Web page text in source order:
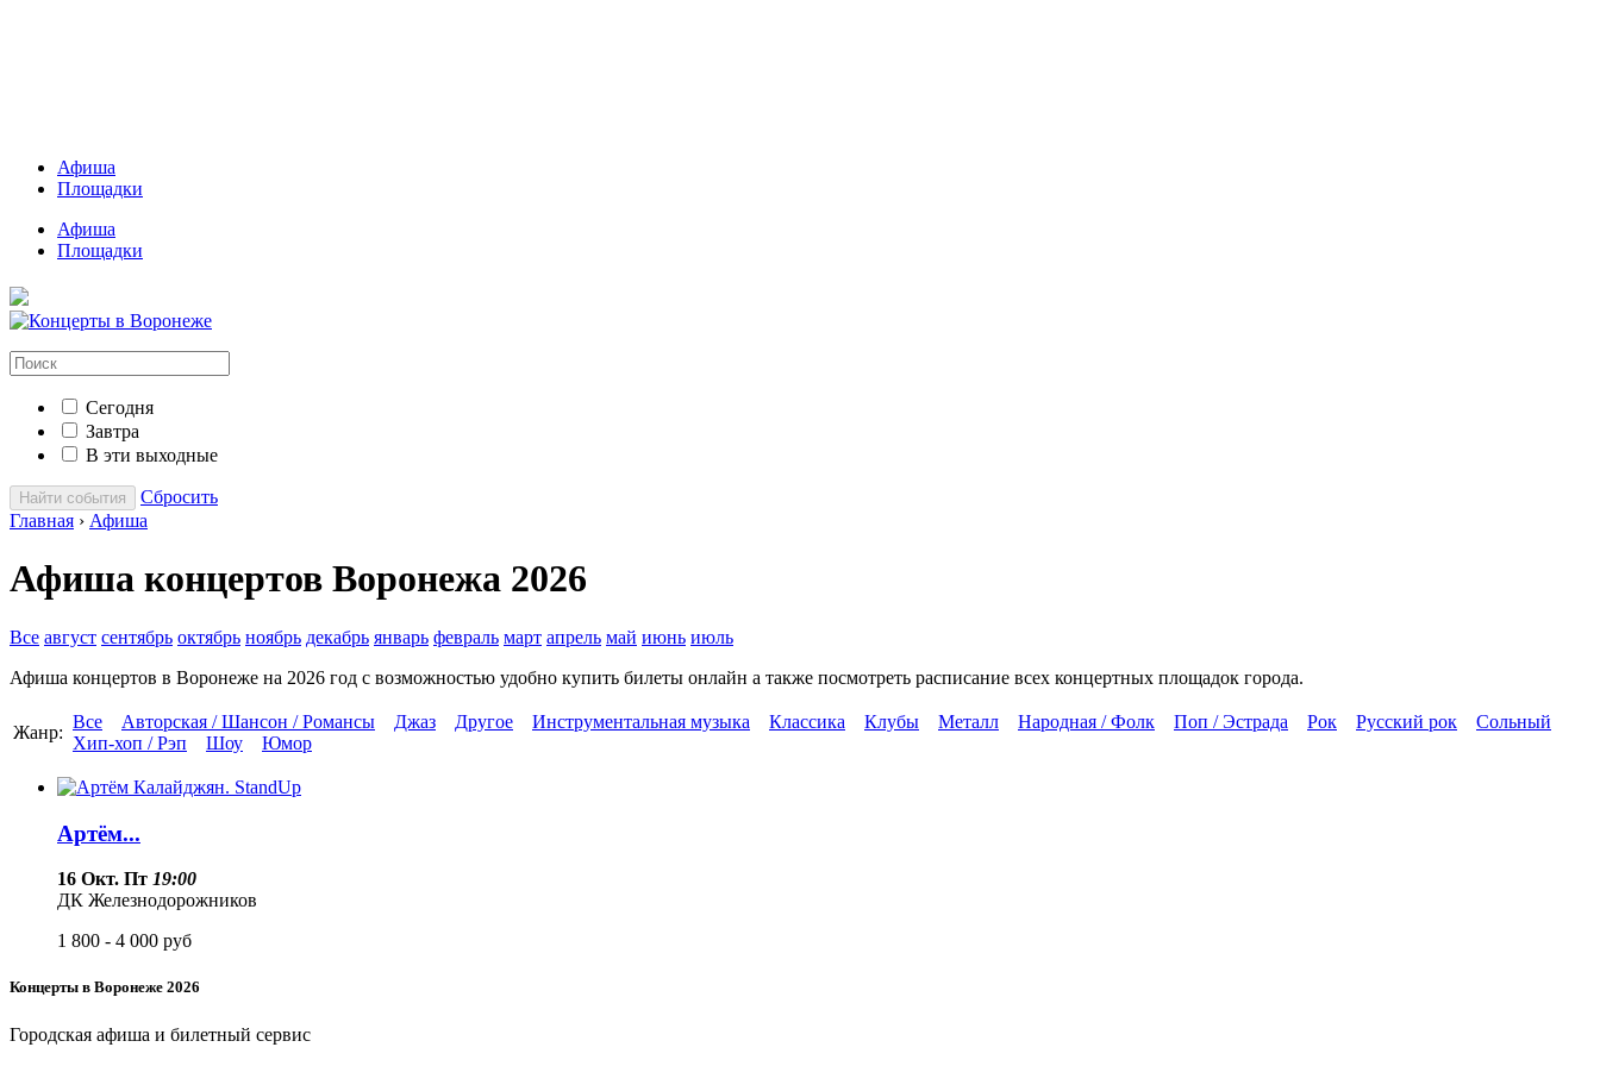
Афиша
Площадки
Афиша
Площадки
Сегодня
Завтра
В эти выходные
Найти события
Сбросить
Главная › Афиша
Афиша концертов Воронежа 2026
Все август сентябрь октябрь ноябрь декабрь январь февраль март апрель май июнь июль
Афиша концертов в Воронеже на 2026 год с возможностью удобно купить билеты онлайн а также посмотреть расписание всех концертных площадок города.
Жанр:
Все Авторская / Шансон / Романсы Джаз Другое Инструментальная музыка Классика Клубы Металл Народная / Фолк Поп / Эстрада Рок Русский рок
Сольный
Хип-хоп / Рэп
Шоу Юмор
Артём...
16 Окт. Пт 19:00
ДК Железнодорожников
1 800 - 4 000 руб
Концерты в Воронеже 2026
Городская афиша и билетный сервис